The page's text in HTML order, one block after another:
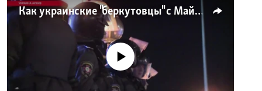
Как украинские "беркутовцы" с Майдана стали ОМОНом с Тверской
No media source currently available